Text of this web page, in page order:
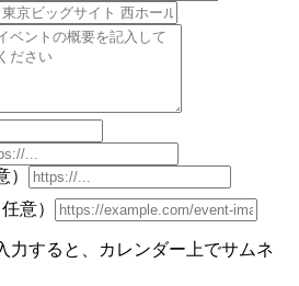
意）
力すると、カレンダー上でサムネ